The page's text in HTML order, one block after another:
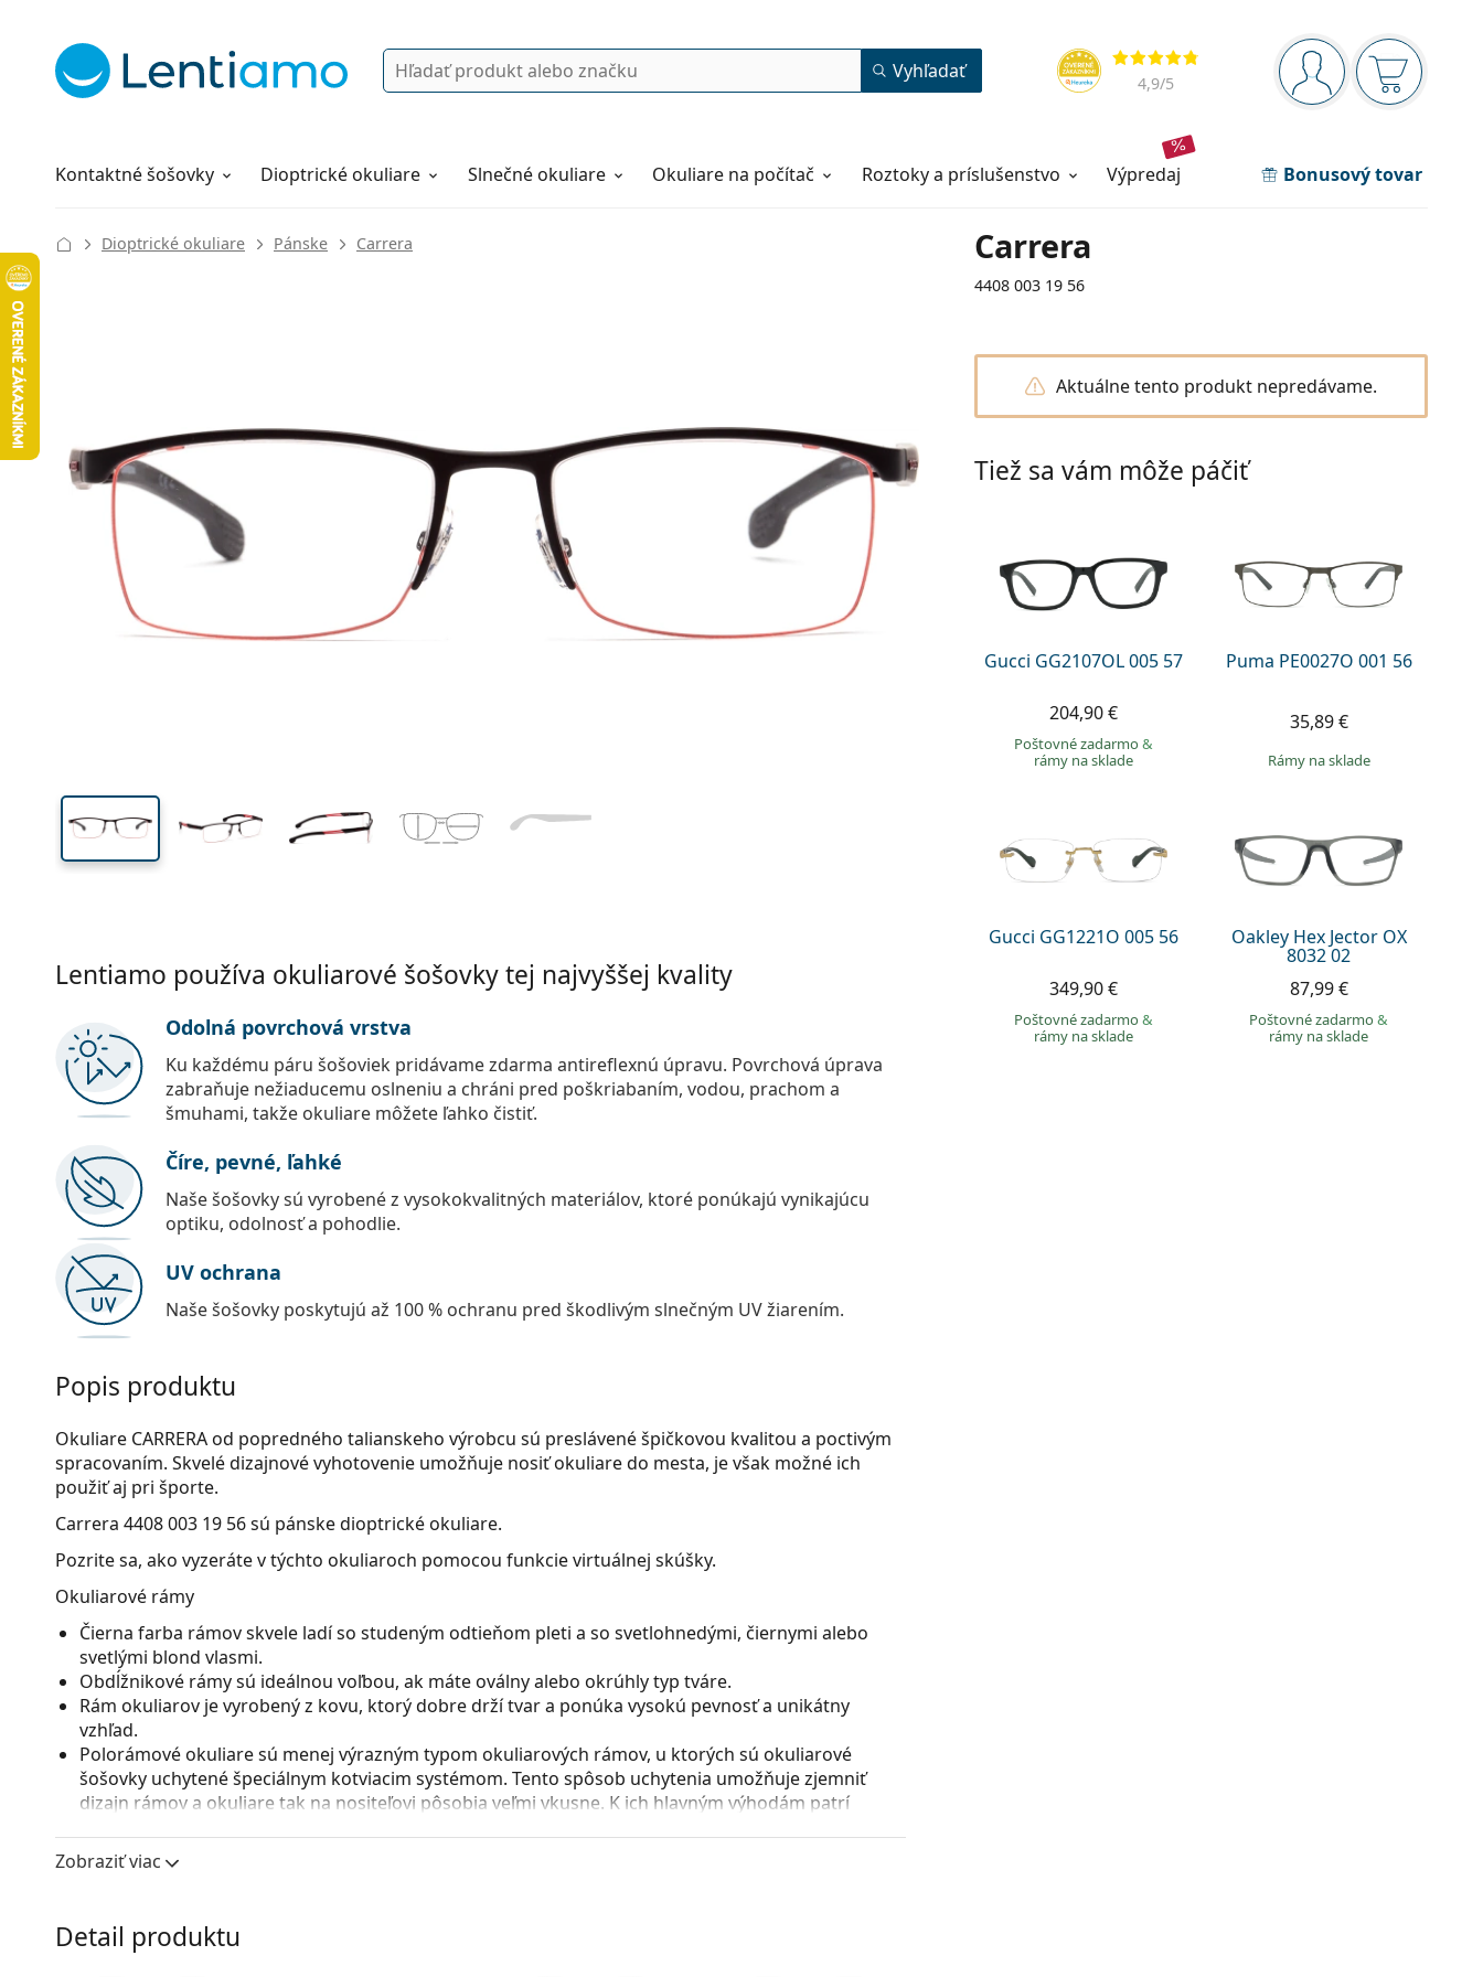
Navigačný panel
ste prihláseníNákupný
Hodnotenia
4,9/5
Vyhľadávanie Vyhľadať
Kontaktné šošovky
Roztoky Dioptrické okuliare Slnečné okuliare Okuliare na počítač Roztoky a príslušenstvo výpredaj Bonusový tovar
Všetko o nákupe
Carrera
4408 003 19 56
Dioptrické okuliare Pánske Carrera
34 mm
Výška očnice
56 mm
Šírka očnice Šírka mostíka
56
Šírka
mostíka
Aktuálne tento produkt nepredávame.
Tiež sa vám môže páčiť
Gucci GG2107OL 005 57
204,90 €
Poštovné zadarmo&
rámy na sklade
Puma PE0027O 001 56
35,89 €
rámy na sklade
Gucci GG1221O 005 56
349,90 €
Poštovné zadarmo&
rámy na sklade
Oakley Hex Jector OX
8032 02
87,99 €
Poštovné zadarmo&
rámy na sklade
Lentiamo používa okuliarové šošovky tej najvyššej kvality
Odolná povrchová vrstva
Ku každému páru šošoviek pridávame zdarma antireflexnú úpravu. Povrchová úprava
zabraňuje nežiaducemu oslneniu a chráni pred poškriabaním, vodou, prachom a
šmuhami, takže okuliare môžete ľahko čistiť.
Číre, pevné, ľahké
Naše šošovky sú vyrobené z vysokokvalitných materiálov, ktoré ponúkajú vynikajúcu
optiku, odolnosť a pohodlie.
UV ochrana
Naše šošovky poskytujú až 100 % ochranu pred škodlivým slnečným UV žiarením.
Popis produktu
Okuliare CARRERA od popredného talianskeho výrobcu sú preslávené špičkovou kvalitou a poctivým
spracovaním. Skvelé dizajnové vyhotovenie umožňuje nosiť okuliare do mesta, je však možné ich
použiť aj pri športe.
Carrera 4408 003 19 56sú pánske dioptrické okuliare.
Pozrite sa, ako vyzeráte v týchto okuliaroch pomocou funkcie virtuálnej skúšky.
Okuliarové rámy
Čierna farba rámov skvele ladí so studeným odtieňom pleti a so svetlohnedými, čiernymi alebo
svetlými blond vlasmi.
Obdĺžnikové rámy sú ideálnou voľbou, ak máte oválny alebo okrúhly typ tváre.
Rám okuliarov je vyrobený z kovu, ktorý dobre drží tvar a ponúka vysokú pevnosť a unikátny
vzhľad.
Polorámové okuliare sú menej výrazným typom okuliarových rámov, u ktorých sú okuliarové
šošovky uchytené špeciálnym kotviacim systémom. Tento spôsob uchytenia umožňuje zjemniť
dizajn rámov a okuliare tak na nositeľovi pôsobia veľmi vkusne. K ich hlavným výhodám patrí
druh rámu sú vhodné predovšetkým vysokoindexové plastové okuliarové šošovky, teda stenčené
varianty s indexom nad 1.5 zo alebo špeciálneho materiálu Trivex.
prispôsobia tvaru nosa a zaistia tak väčší komfort pri nosení. Nastavenie sedielok by mal vždy
vykonávať skúsený optik, aby neodbornou manipuláciou nedošlo k ich poškodeniu alebo
Zobraziť viac
Detail produktu